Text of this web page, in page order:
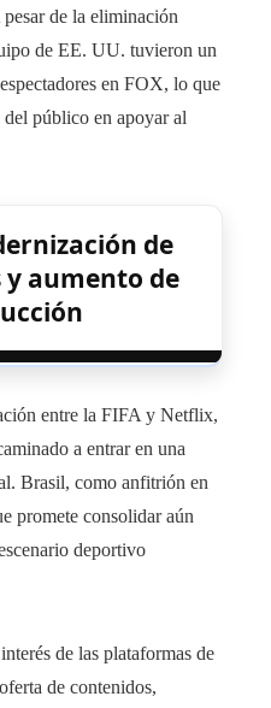
de la eliminación
de EE. UU. tuvieron un
en FOX, lo que
público en apoyar al
de
aumento de
entre la FIFA y Netflix,
a entrar en una
Brasil, como anfitrión en
promete consolidar aún
deportivo
de las plataformas de
de contenidos,